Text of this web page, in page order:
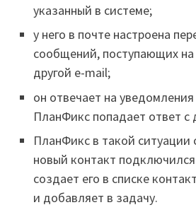
указанный в системе;
у него в почте настроена
сообщений, поступающих на
другой e-mail;
он отвечает на уведомления
ПланФикс попадает ответ с
ПланФикс в такой ситуации
новый контакт
создает его в списке
и добавляет в задачу.